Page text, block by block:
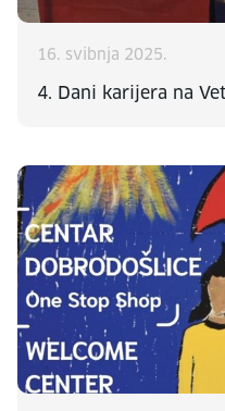
16. svibnja 2025.
4. Dani karijera na